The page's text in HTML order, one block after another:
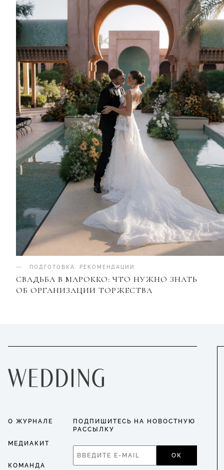
ПОДГОТОВКА РЕКОМЕНДАЦИИ
СВАДЬБА В МАРОККО: ЧТО НУЖНО ЗНАТЬ
ОБ ОРГАНИЗАЦИИ ТОРЖЕСТВА
О ЖУРНАЛЕ
МЕДИАКИТ
КОМАНДА
ПОДПИШИТЕСЬ НА НОВОСТНУЮ
РАССЫЛКУ
ОК